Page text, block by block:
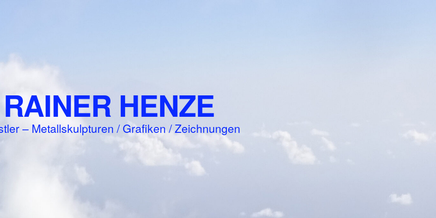
RAINER HENZE
– Metallskulpturen / Grafiken / Zeichnungen